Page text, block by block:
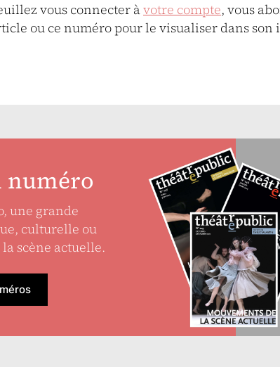
vous connecter àvotre compte, vous
ou ce numéro pour le visualiser dans
numéro
une grande
culturelle ou
scène actuelle.